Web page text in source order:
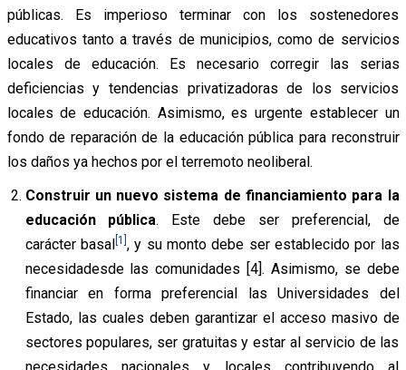
públicas. Es imperioso terminar con los sostenedores
educativos tanto a través de municipios, como de servicios
locales de educación. Es necesario corregir las serias
deficiencias y tendencias privatizadoras de los servicios
locales de educación. Asimismo, es urgente establecer un
fondo de reparación de la educación pública para reconstruir
los daños ya hechos por el terremoto neoliberal.
Construir un nuevo sistema de financiamiento para la
educación pública. Este debe ser preferencial, de
carácter basal[1] , y su monto debe ser establecido por las
necesidadesde las comunidades [4]. Asimismo, se debe
financiar en forma preferencial las Universidades del
Estado, las cuales deben garantizar el acceso masivo de
sectores populares, ser gratuitas y estar al servicio de las